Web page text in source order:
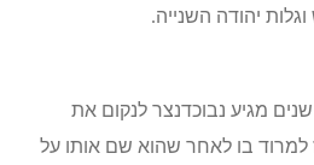
יהודה השנייה.
מגיע נבוכדנצר לנקום את
למרוד בו לאחר שהוא שם אותו על